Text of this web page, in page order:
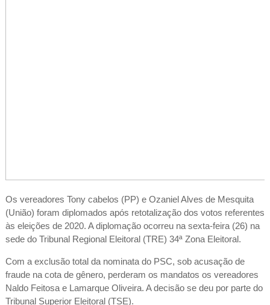
Os vereadores Tony cabelos (PP) e Ozaniel Alves de Mesquita
(União) foram diplomados após retotalização dos votos referentes
às eleições de 2020. A diplomação ocorreu na sexta-feira (26) na
sede do Tribunal Regional Eleitoral (TRE) 34ª Zona Eleitoral.
Com a exclusão total da nominata do PSC, sob acusação de
fraude na cota de gênero, perderam os mandatos os vereadores
Naldo Feitosa e Lamarque Oliveira. A decisão se deu por parte do
Tribunal Superior Eleitoral (TSE).